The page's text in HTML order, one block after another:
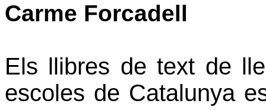
Carme Forcadell
Els llibres de text de
escoles de Catalunya